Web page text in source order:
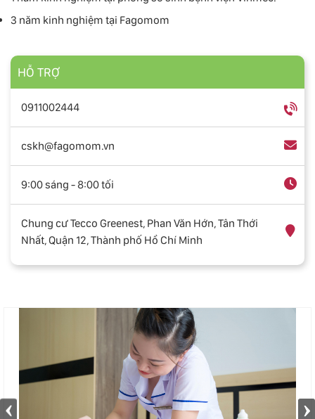
3 năm kinh nghiệm tại Fagomom
HỖ TRỢ
0911002444
cskh@fagomom.vn
9:00 sáng - 8:00 tối
Chung cư Tecco Greenest, Phan Văn Hớn, Tân Thới
Nhất, Quận 12, Thành phố Hồ Chí Minh